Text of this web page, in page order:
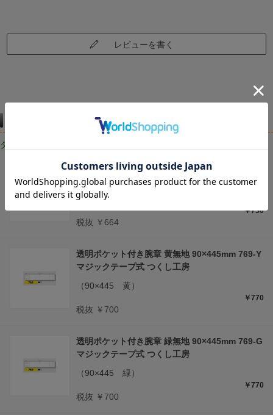
レビューを書く
タイプ・サイズ違いはこちら
透明ポケット付き腕章 白無地 90×445mm 769 マ
ジックテープ式 つくし工房
（90×445 白）
￥730
税抜 ￥664
透明ポケット付き腕章 黄無地 90×445mm 769-Y
マジックテープ式 つくし工房
（90×445 黄）
￥770
税抜 ￥700
透明ポケット付き腕章 緑無地 90×445mm 769-G
マジックテープ式 つくし工房
（90×445 緑）
￥770
税抜 ￥700